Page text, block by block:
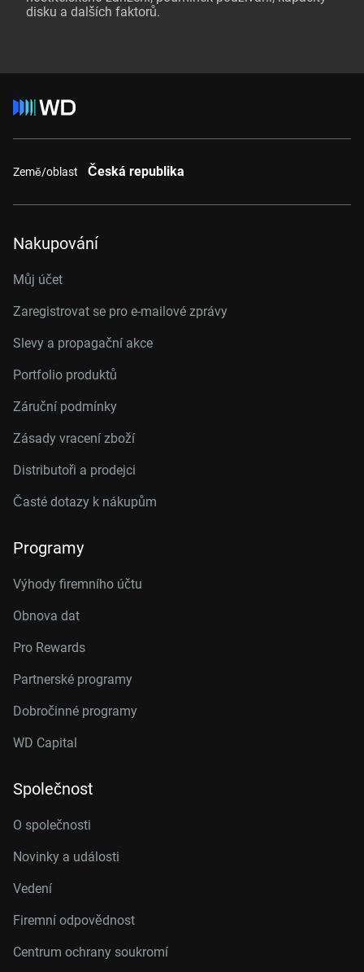
disku a dalších faktorů.
Země/oblast Česká republika
Nakupování
Můj účet
Zaregistrovat se pro e-mailové zprávy
Slevy a propagační akce
Portfolio produktů
Záruční podmínky
Zásady vracení zboží
Distributoři a prodejci
Časté dotazy k nákupům
Programy
Výhody firemního účtu
Obnova dat
Pro Rewards
Partnerské programy
Dobročinné programy
WD Capital
Společnost
O společnosti
Novinky a události
Vedení
Firemní odpovědnost
Centrum ochrany soukromí